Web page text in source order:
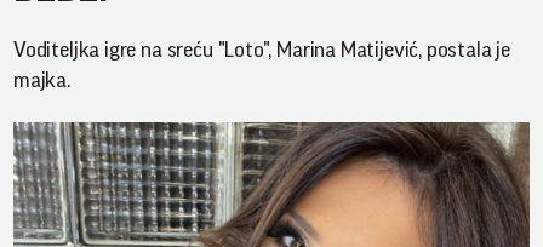
Voditeljka igre na sreću "Loto", Marina Matijević, postala je
majka.